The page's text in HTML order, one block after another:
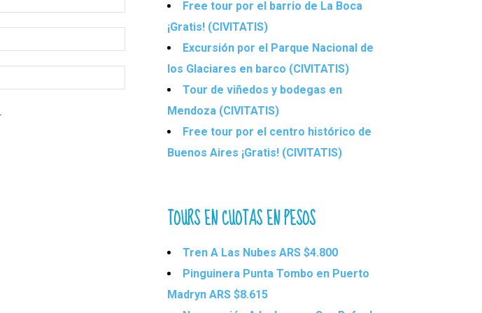
Free tour por el barrio de La Boca
¡Gratis! (CIVITATIS)
Excursión por el Parque Nacional de
los Glaciares en barco (CIVITATIS)
Tour de viñedos y bodegas en
Mendoza (CIVITATIS)
Free tour por el centro histórico de
Buenos Aires ¡Gratis! (CIVITATIS)
TOURS EN CUOTAS EN PESOS
Tren A Las Nubes ARS $4.800
Pinguinera Punta Tombo en Puerto
Madryn ARS $8.615